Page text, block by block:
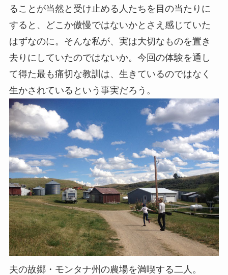
ることが当然と受け止める人たちを目の当たりに
すると、どこか傲慢ではないかとさえ感じていた
はずなのに。そんな私が、実は大切なものを置き
去りにしていたのではないか。今回の体験を通し
て得た最も痛切な教訓は、生きているのではなく
生かされているという事実だろう。
夫の故郷・モンタナ州の農場を満喫する二人。